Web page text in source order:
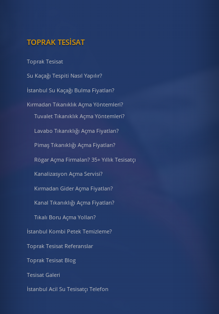
TOPRAK TESISAT
Toprak Tesisat
Su Kaçağı Tespiti Nasıl Yapılır?
İstanbul Su Kaçağı Bulma Fiyatları?
Kırmadan Tıkanıklık Açma Yöntemleri?
Tuvalet Tıkanıklık Açma Yöntemleri?
Lavabo Tıkanıklığı Açma Fiyatları?
Pimaş Tıkanıklığı Açma Fiyatları?
Rögar Açma Firmaları? 35+ Yıllık Tesisatçı
Kanalizasyon Açma Servisi?
Kırmadan Gider Açma Fiyatları?
Kanal Tıkanıklığı Açma Fiyatları?
Tıkalı Boru Açma Yolları?
İstanbul Kombi Petek Temizleme?
Toprak Tesisat Referanslar
Toprak Tesisat Blog
Tesisat Galeri
İstanbul Acil Su Tesisatçı Telefon